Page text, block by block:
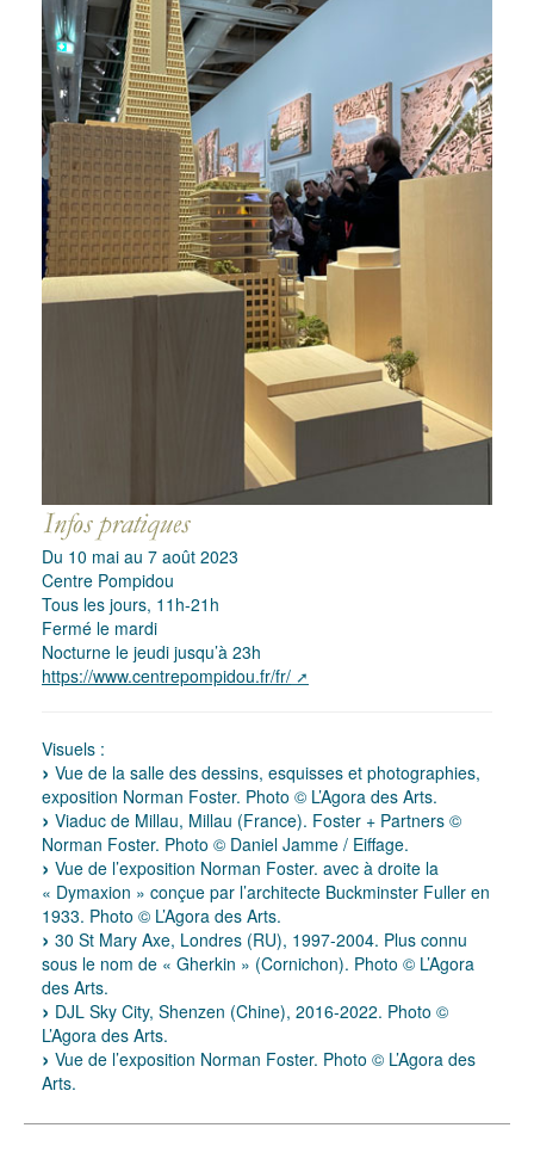
Du 10 mai au 7 août 2023
Centre Pompidou
Tous les jours, 11h-21h
Fermé le mardi
Nocturne le jeudi jusqu’à 23h
https://www.centrepompidou.fr/fr/
Visuels :
Vue de la salle des dessins, esquisses et photographies,
exposition Norman Foster. Photo © L’Agora des Arts.
Viaduc de Millau, Millau (France). Foster + Partners ©
Norman Foster. Photo © Daniel Jamme / Eiffage.
Vue de l’exposition Norman Foster. avec à droite la
« Dymaxion » conçue par l’architecte Buckminster Fuller en
1933. Photo © L’Agora des Arts.
30 St Mary Axe, Londres (RU), 1997-2004. Plus connu
sous le nom de « Gherkin » (Cornichon). Photo © L’Agora
des Arts.
DJL Sky City, Shenzen (Chine), 2016-2022. Photo ©
L’Agora des Arts.
Vue de l’exposition Norman Foster. Photo © L’Agora des
Arts.